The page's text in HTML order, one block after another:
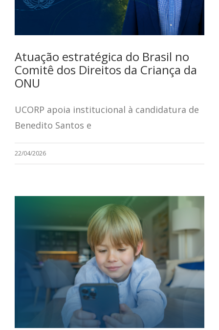
Atuação estratégica do Brasil no
Comitê dos Direitos da Criança da
ONU
UCORP apoia institucional à candidatura de
Benedito Santos e
22/04/2026